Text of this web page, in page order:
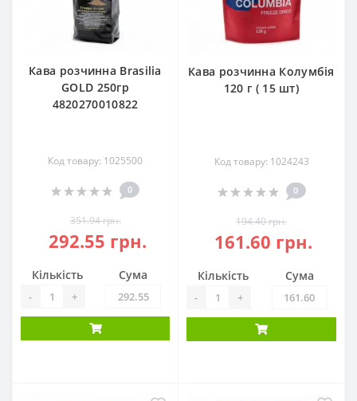
Кава розчинна Brasilia
GOLD 250гр
4820270010822
Код товару: 1025500
0
351.94 грн.
292.55 грн.
Кількість
- +
Сума
Кава розчинна Колумбія
120 г ( 15 шт)
Код товару: 1024243
0
194.40 грн.
161.60 грн.
Кількість
- +
Сума